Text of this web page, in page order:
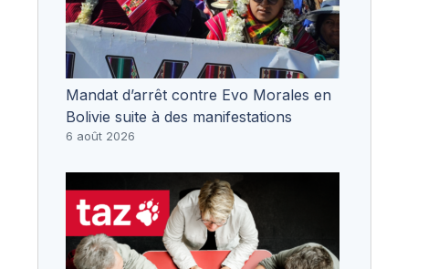
Mandat d’arrêt contre Evo Morales en
Bolivie suite à des manifestations
6 août 2026